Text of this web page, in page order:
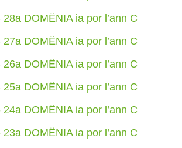
DOMËNIA ia por l’ann C
DOMËNIA ia por l’ann C
DOMËNIA ia por l’ann C
DOMËNIA ia por l’ann C
DOMËNIA ia por l’ann C
DOMËNIA ia por l’ann C